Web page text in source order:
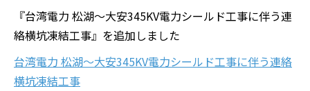
『台湾電力 松湖～大安345KV電力シールド工事に伴う連
絡横坑凍結工事』を追加しました
台湾電力 松湖～大安345KV電力シールド工事に伴う連絡
横坑凍結工事